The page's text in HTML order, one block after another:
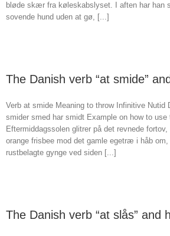
bløde skær fra køleskabslyset. I aften har han
sovende hund uden at gø, [...]
The Danish verb “at smide”
Verb at smide Meaning to throw Infinitive Nutid
smider smed har smidt Example on how to
Eftermiddagssolen glitrer på det revnede
orange frisbee mod det gamle egetræ i håb
rustbelagte gynge ved siden [...]
The Danish verb “at slås” and